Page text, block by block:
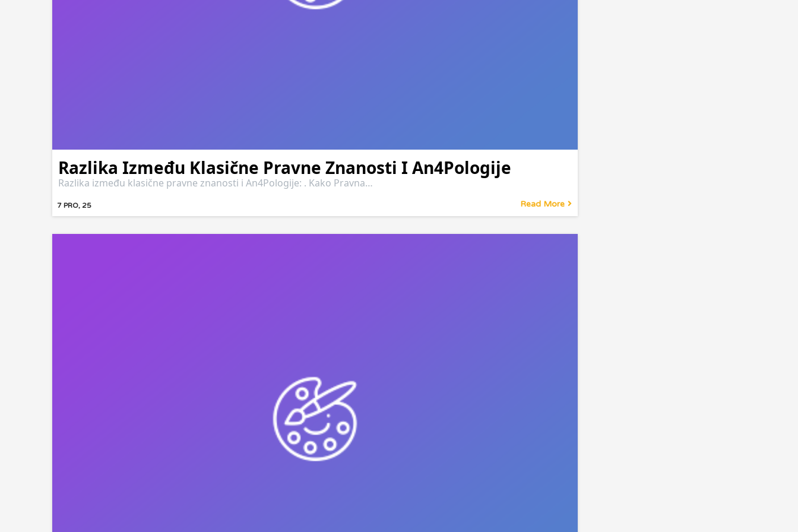
Razlika Između Klasične Pravne Znanosti I An4Pologije
7 PRO, 25
Razlika između klasične pravne znanosti i An4Pologije: . Kako Pravna…
Read More